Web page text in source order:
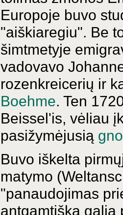
Europoje buvo
"aiškiaregiu". Be
šimtmetyje
vadovavo
rozenkreicerių ir
Boehme. Ten
Beissel'is, vėliau
pasižymėjusią
Buvo iškelta
matymo
"panaudojimas
antgamtišką galią